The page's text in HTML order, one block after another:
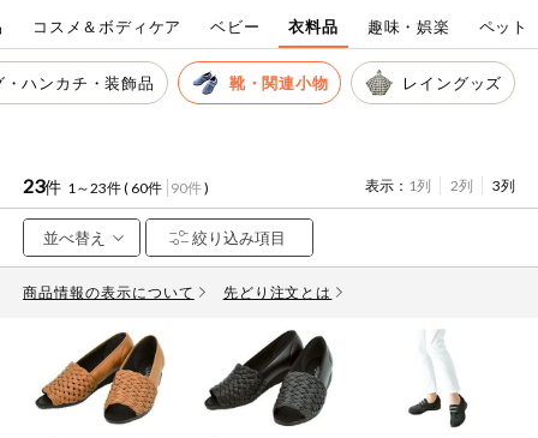
登録から開始まで
注文番号注文
お気に入り注文
注文履歴注文
WEBカタログ
米・雑穀など
パン・ジャム
豆腐・納豆・
こんにゃく
冷凍食品
メーカー名
カテゴリ
コスメ＆ボディケア ベビー 衣料品 趣味・娯楽 ペット
・ハンカチ・装飾品 靴・関連小物 レイングッズ
23件 1～23件 ( 60件 90件) 表示： 1列 2列 3列
商品情報の表示について 先どり注文とは